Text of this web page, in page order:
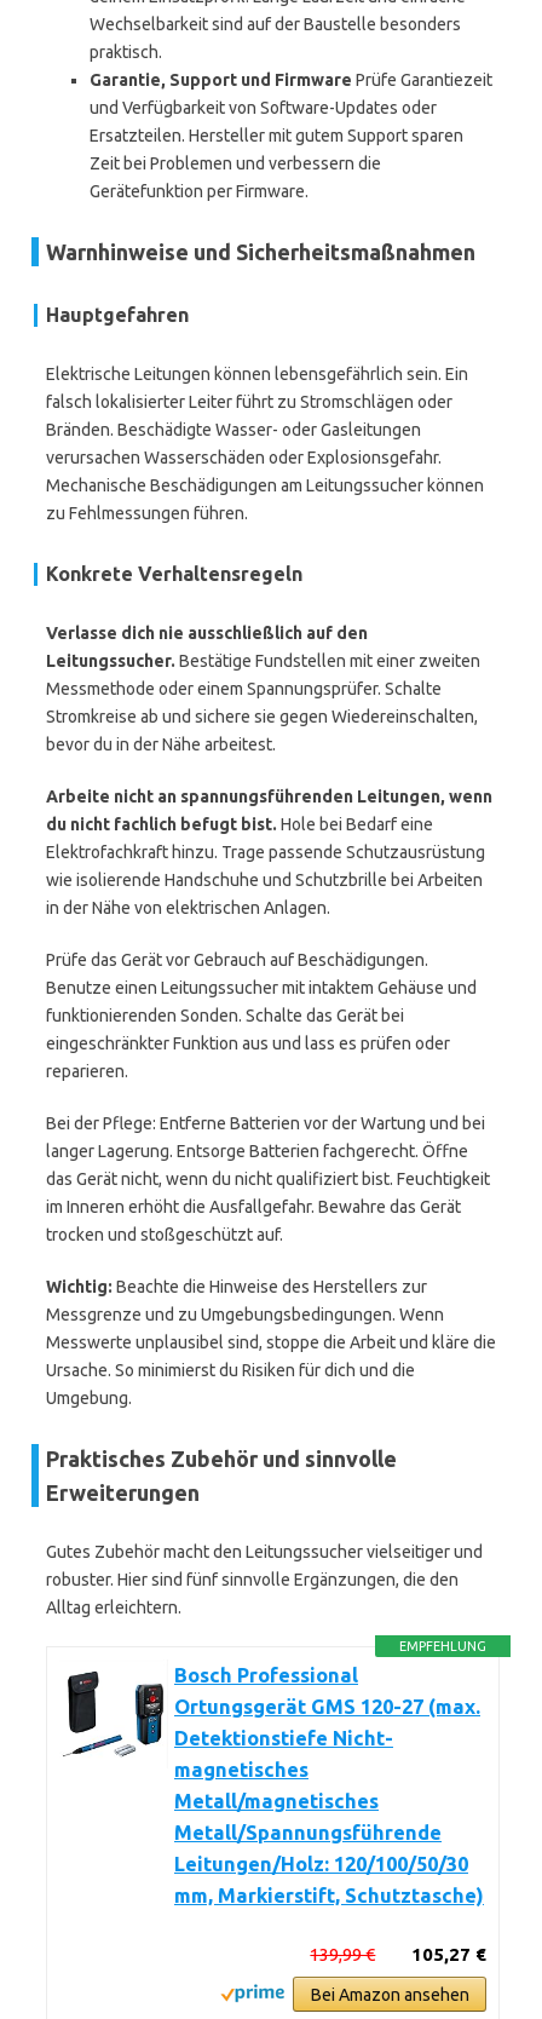
Wechselbarkeit sind auf der Baustelle besonders
praktisch.
Garantie, Support und Firmware Prüfe Garantiezeit
und Verfügbarkeit von Software-Updates oder
Ersatzteilen. Hersteller mit gutem Support sparen
Zeit bei Problemen und verbessern die
Gerätefunktion per Firmware.
Warnhinweise und Sicherheitsmaßnahmen
Hauptgefahren
Elektrische Leitungen können lebensgefährlich sein. Ein
falsch lokalisierter Leiter führt zu Stromschlägen oder
Bränden. Beschädigte Wasser- oder Gasleitungen
verursachen Wasserschäden oder Explosionsgefahr.
Mechanische Beschädigungen am Leitungssucher können
zu Fehlmessungen führen.
Konkrete Verhaltensregeln
Verlasse dich nie ausschließlich auf den
Leitungssucher. Bestätige Fundstellen mit einer zweiten
Messmethode oder einem Spannungsprüfer. Schalte
Stromkreise ab und sichere sie gegen Wiedereinschalten,
bevor du in der Nähe arbeitest.
Arbeite nicht an spannungsführenden Leitungen, wenn
du nicht fachlich befugt bist. Hole bei Bedarf eine
Elektrofachkraft hinzu. Trage passende Schutzausrüstung
wie isolierende Handschuhe und Schutzbrille bei Arbeiten
in der Nähe von elektrischen Anlagen.
Prüfe das Gerät vor Gebrauch auf Beschädigungen.
Benutze einen Leitungssucher mit intaktem Gehäuse und
funktionierenden Sonden. Schalte das Gerät bei
eingeschränkter Funktion aus und lass es prüfen oder
reparieren.
Bei der Pflege: Entferne Batterien vor der Wartung und bei
langer Lagerung. Entsorge Batterien fachgerecht. Öffne
das Gerät nicht, wenn du nicht qualifiziert bist. Feuchtigkeit
im Inneren erhöht die Ausfallgefahr. Bewahre das Gerät
trocken und stoßgeschützt auf.
Wichtig: Beachte die Hinweise des Herstellers zur
Messgrenze und zu Umgebungsbedingungen. Wenn
Messwerte unplausibel sind, stoppe die Arbeit und kläre die
Ursache. So minimierst du Risiken für dich und die
Umgebung.
Praktisches Zubehör und sinnvolle
Erweiterungen
Gutes Zubehör macht den Leitungssucher vielseitiger und
robuster. Hier sind fünf sinnvolle Ergänzungen, die den
Alltag erleichtern.
EMPFEHLUNG
Bosch Professional
Ortungsgerät GMS 120-27 (max.
Detektionstiefe Nicht-
magnetisches
Metall/magnetisches
Metall/Spannungsführende
Leitungen/Holz: 120/100/50/30
mm, Markierstift, Schutztasche)
105,27 €
139,99 €
Bei Amazon ansehen